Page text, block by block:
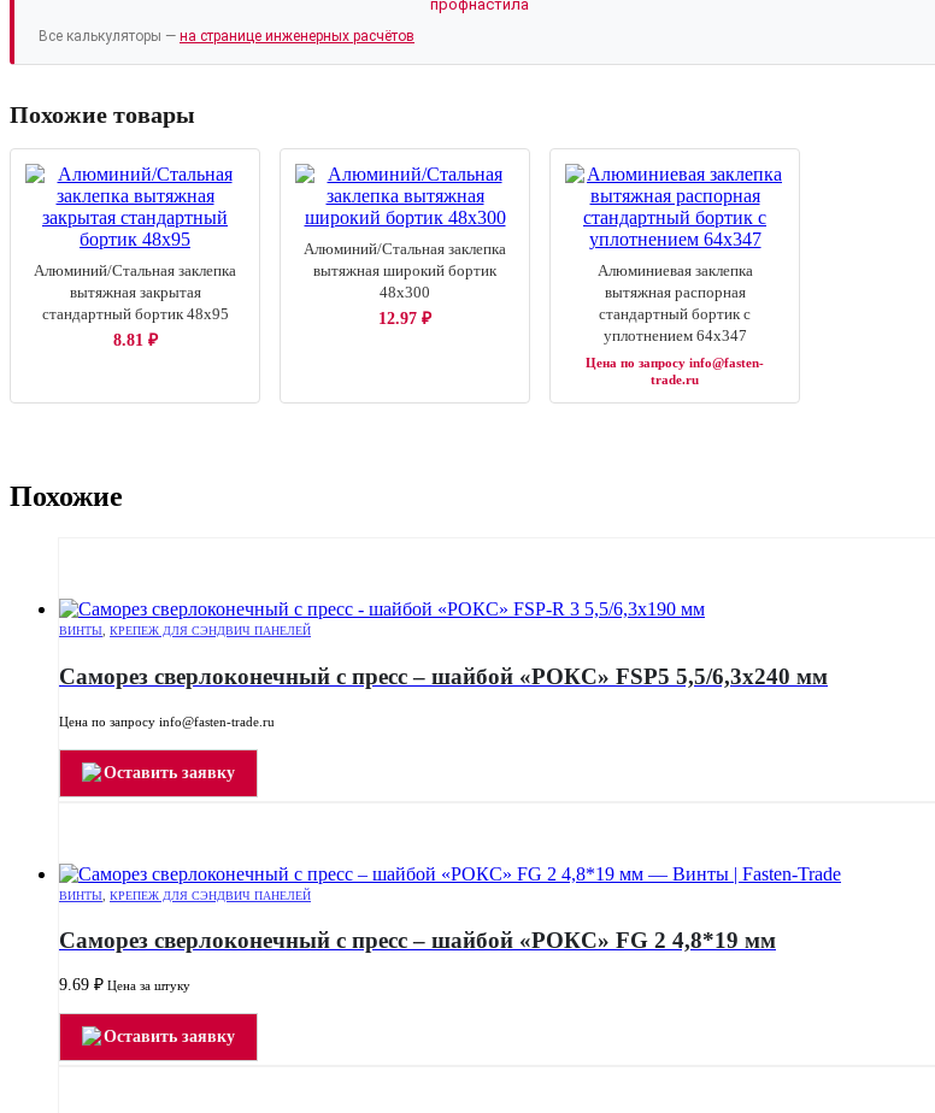
профнастила
Все калькуляторы — на странице инженерных расчётов
Похожие товары
Алюминий/Стальная заклепка
вытяжная закрытая
стандартный бортик 48х95
8.81 ₽
Алюминий/Стальная заклепка
вытяжная широкий бортик
48х300
12.97 ₽
Алюминиевая заклепка
вытяжная распорная
стандартный бортик с
уплотнением 64х347
Цена по запросу info@fasten-
trade.ru
Похожие
ВИНТЫ, КРЕПЕЖ ДЛЯ СЭНДВИЧ ПАНЕЛЕЙ
Саморез сверлоконечный с пресс – шайбой «РОКС» FSP5 5,5/6,3х240 мм
Цена по запросу info@fasten-trade.ru
Оставить заявку
ВИНТЫ КРЕПЕЖ ДЛЯ СЭНДВИЧ ПАНЕЛЕЙ
Саморез сверлоконечный с пресс – шайбой «РОКС» FG 2 4,8*19 мм
9.69 ₽ Цена за штуку
Оставить заявку